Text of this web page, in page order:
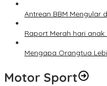
Antrean BBM Mengular
Raport Merah hari
Mengapa Orangtua
Motor Sport